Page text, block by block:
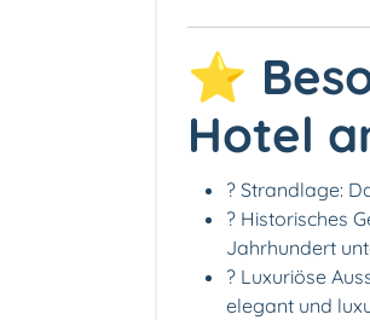
⭐
Hotel
?️ Strandlage:
? Historisches
Jahrhundert
? Luxuriöse
elegant und